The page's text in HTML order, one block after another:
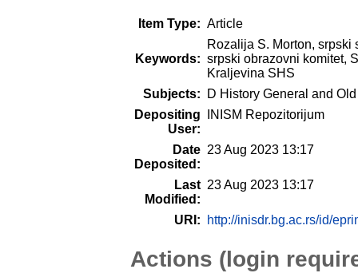
Item Type: Article
Keywords:
Rozalija S. Morton,
srpski obrazovni komitet,
Kraljevina SHS
Subjects:
D History General and
Depositing
User:
INISM Repozitorijum
Date
Deposited:
23 Aug 2023 13:17
Last
Modified:
23 Aug 2023 13:17
URI: http://inisdr.bg.ac.rs/id/
Actions (login